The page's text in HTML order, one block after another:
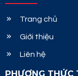
Trang chủ
Giới thiệu
Liên hệ
PHƯƠNG THỨC